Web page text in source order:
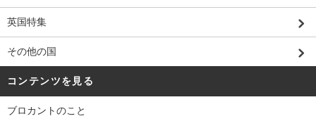
英国特集
その他の国
コンテンツを見る
ブロカントのこと